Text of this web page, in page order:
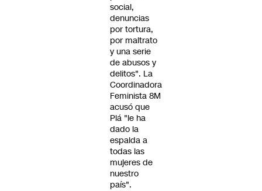
social,
denuncias
por tortura,
por maltrato
y una serie
de abusos y
delitos". La
Coordinadora
Feminista 8M
acusó que
Plá "le ha
dado la
espalda a
todas las
mujeres de
nuestro
país".